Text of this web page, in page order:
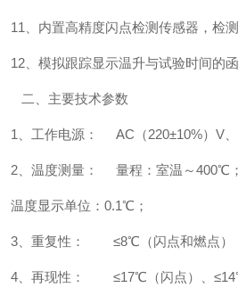
11、内置高精度闪点检测传感器，检
12、模拟跟踪显示温升与试验时间的函
二、主要技术参数
1、工作电源： AC（220±10%）V、
2、温度测量： 量程：室温～400℃；
温度显示单位：0.1℃；
3、重复性： ≤8℃（闪点和燃点）
4、再现性： ≤17℃（闪点）、